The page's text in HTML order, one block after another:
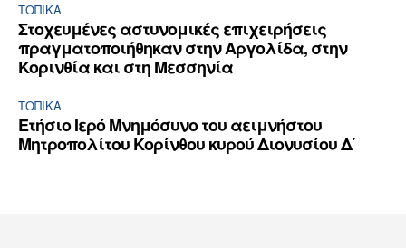
ΤΟΠΙΚΑ
Στοχευμένες αστυνομικές επιχειρήσεις
πραγματοποιήθηκαν στην Αργολίδα, στην
Κορινθία και στη Μεσσηνία
ΤΟΠΙΚΑ
Ετήσιο Ιερό Μνημόσυνο του αειμνήστου
Μητροπολίτου Κορίνθου κυρού Διονυσίου Δ΄